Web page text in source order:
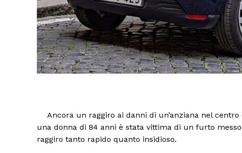
Ancora un raggiro ai danni di un’anziana nel
una donna di 84 anni è stata vittima di un furto
raggiro tanto rapido quanto insidioso.